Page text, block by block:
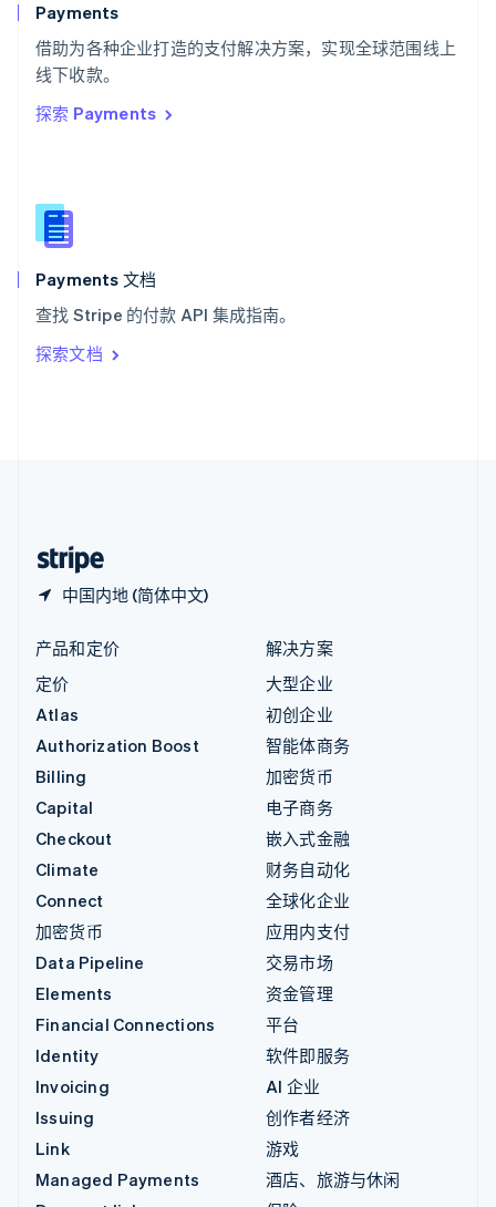
Payments
借助为各种企业打造的支付解决方案，实现全球范围线上
线下收款。
探索 Payments
Payments 文档
查找 Stripe 的付款 API 集成指南。
探索文档
中国内地 (简体中文)
泰国
ไทยEnglish
希腊
English
西班牙
新西兰
English
匈牙利
English
ItalianoEnglish
印度
English
产品和定价
定价
Atlas
Authorization Boost
Billing
Capital
Checkout
Climate
Connect
加密货币
Data Pipeline
Elements
Financial Connections
Identity
Invoicing
Issuing
Link
Managed Payments
解决方案
大型企业
初创企业
智能体商务
加密货币
电子商务
嵌入式金融
财务自动化
全球化企业
应用内支付
交易市场
资金管理
平台
软件即服务
AI 企业
创作者经济
游戏
酒店、旅游与休闲